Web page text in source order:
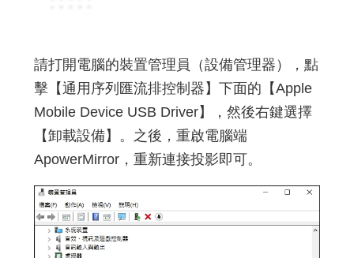
請打開電腦的裝置管理員（設備管理器），點
擊【通用序列匯流排控制器】下面的【Apple
Mobile Device USB Driver】，然後右鍵選擇
【卸載設備】。之後，重啟電腦端
ApowerMirror，重新連接投影即可。